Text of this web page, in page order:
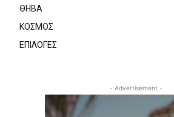
ΘΗΒΑ
ΚΟΣΜΟΣ
ΕΠΙΛΟΓΕΣ
- Advertisement -